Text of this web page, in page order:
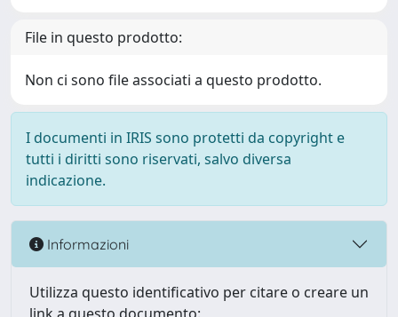
File in questo prodotto:
Non ci sono file associati a questo prodotto.
I documenti in IRIS sono protetti da copyright e
tutti i diritti sono riservati, salvo diversa
indicazione.
Informazioni
Utilizza questo identificativo per citare o creare un